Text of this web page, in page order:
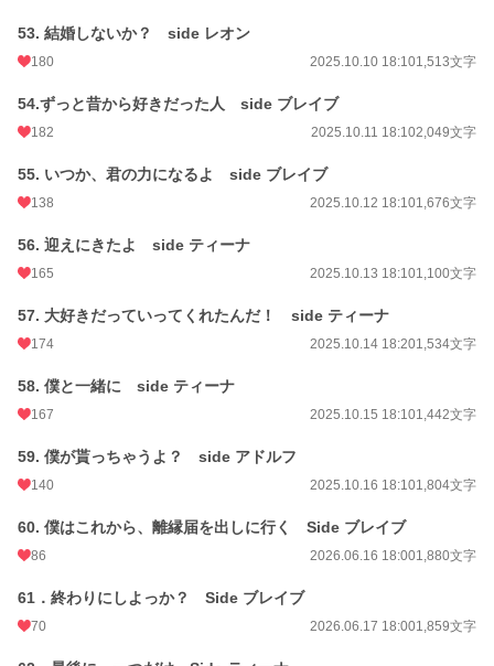
53. 結婚しないか？ side レオン
180 2025.10.10 18:101,513文字
54.ずっと昔から好きだった人 side ブレイブ
182 2025.10.11 18:102,049文字
55. いつか、君の力になるよ side ブレイブ
138 2025.10.12 18:101,676文字
56. 迎えにきたよ side ティーナ
165 2025.10.13 18:101,100文字
57. 大好きだっていってくれたんだ！ side ティーナ
174 2025.10.14 18:201,534文字
58. 僕と一緒に side ティーナ
167 2025.10.15 18:101,442文字
59. 僕が貰っちゃうよ？ side アドルフ
140 2025.10.16 18:101,804文字
60. 僕はこれから、離縁届を出しに行く Side ブレイブ
86 2026.06.16 18:001,880文字
61．終わりにしよっか？ Side ブレイブ
70 2026.06.17 18:001,859文字